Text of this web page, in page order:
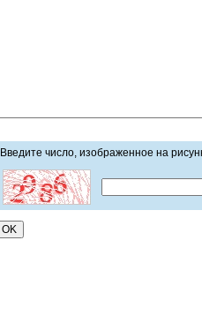
Введите число, изображенное на